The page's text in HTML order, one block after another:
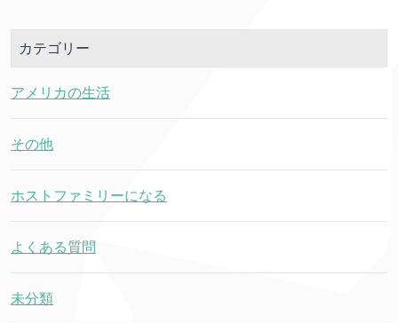
カテゴリー
アメリカの生活
その他
ホストファミリーになる
よくある質問
未分類